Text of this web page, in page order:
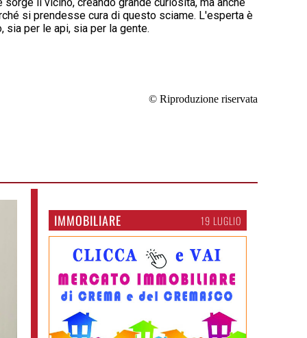
lì vicino, creando grande curiosità, ma anche
si prendesse cura di questo sciame. L'esperta è
sia per le api, sia per la gente.
© Riproduzione riservata
IMMOBILIARE 19 LUGLIO